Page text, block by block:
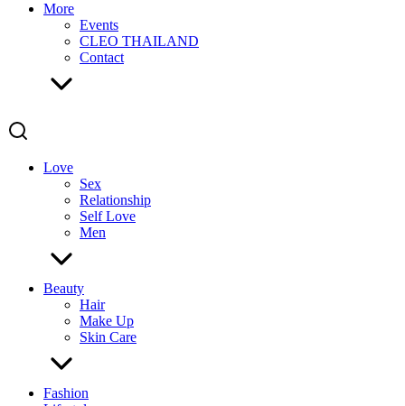
More
Events
CLEO THAILAND
Contact
Love
Sex
Relationship
Self Love
Men
Beauty
Hair
Make Up
Skin Care
Fashion